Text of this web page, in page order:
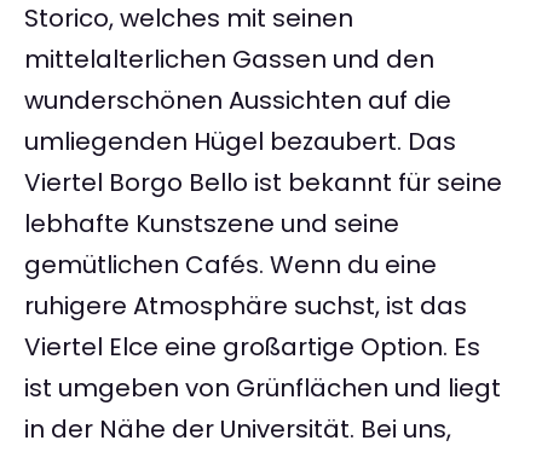
Storico, welches mit seinen
mittelalterlichen Gassen und den
wunderschönen Aussichten auf die
umliegenden Hügel bezaubert. Das
Viertel Borgo Bello ist bekannt für seine
lebhafte Kunstszene und seine
gemütlichen Cafés. Wenn du eine
ruhigere Atmosphäre suchst, ist das
Viertel Elce eine großartige Option. Es
ist umgeben von Grünflächen und liegt
in der Nähe der Universität. Bei uns,